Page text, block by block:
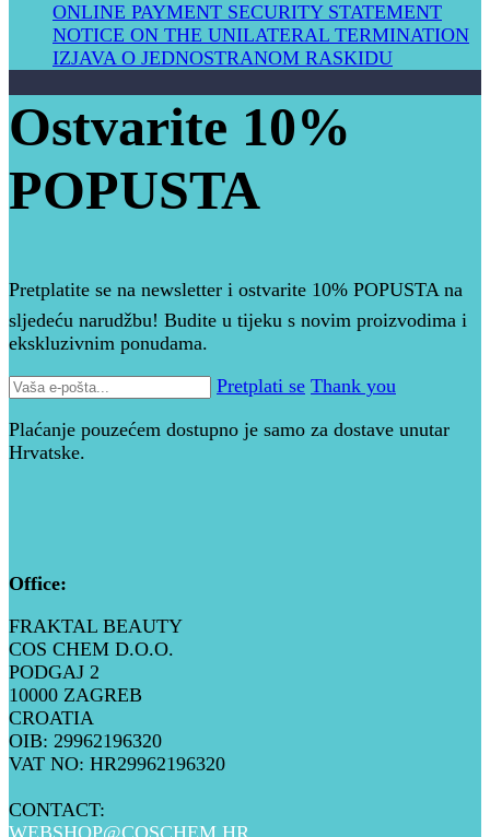
ONLINE PAYMENT SECURITY STATEMENT
NOTICE ON THE UNILATERAL TERMIN​ATION
IZJAVA O JEDNOSTRANOM RASKIDU
Ostvarite 10%
POPUSTA​
Pretplatite se na newsletter i ostvarite 10% POPUSTA na
sljedeću narudžbu! Budite u tijeku s novim proizvodima i
ekskluzivnim ponudama.
Pretplati se Thank you
Plaćanje pouzećem dostupno je samo za dostave unutar
Hrvatske.
Office:
FRAKTAL BEAUTY
COS CHEM D.O.O.
PODGAJ 2
10000 ZAGREB
CROATIA
OIB: 29962196320
VAT NO: HR29962196320
CONTACT: